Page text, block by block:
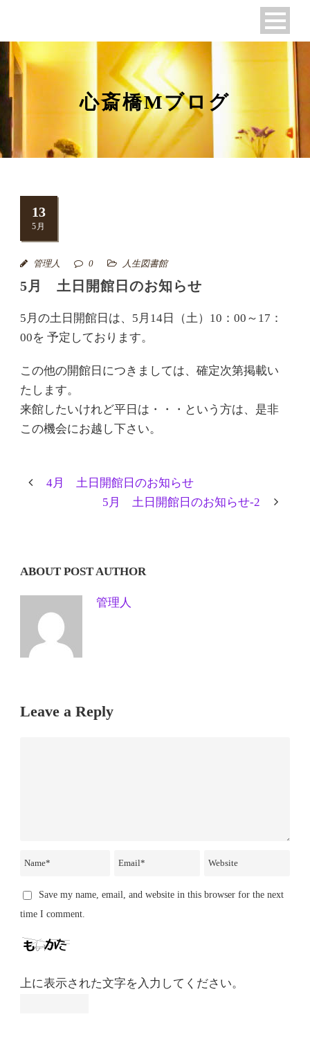
心斎橋Mブログ
13
5月
管理人 0 人生図書館
5月 土日開館日のお知らせ
5月の土日開館日は、5月14日（土）10：00～17：
00を 予定しております。
この他の開館日につきましては、確定次第掲載い
たします。
来館したいけれど平日は・・・という方は、是非
この機会にお越し下さい。
4月 土日開館日のお知らせ
5月 土日開館日のお知らせ-2
ABOUT POST AUTHOR
管理人
Leave a Reply
Save my name, email, and website in this browser for the next
time I comment.
上に表示された文字を入力してください。